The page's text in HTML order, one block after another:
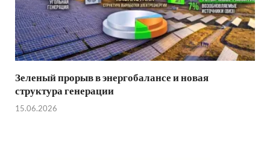
Зеленый прорыв в энергобалансе и новая
структура генерации
15.06.2026